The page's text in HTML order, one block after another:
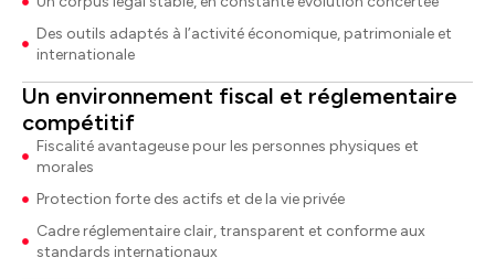
Des outils adaptés à l’activité économique, patrimoniale et
internationale
Un environnement fiscal et réglementaire
compétitif
Fiscalité avantageuse pour les personnes physiques et
morales
Protection forte des actifs et de la vie privée
Cadre réglementaire clair, transparent et conforme aux
standards internationaux